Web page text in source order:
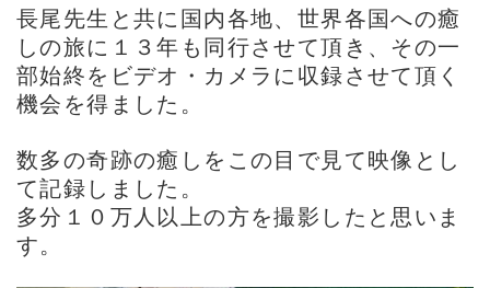
長尾先生と共に国内各地、世界各国への癒
しの旅に１３年も同行させて頂き、その一
部始終をビデオ・カメラに収録させて頂く
機会を得ました。
数多の奇跡の癒しをこの目で見て映像とし
て記録しました。
多分１０万人以上の方を撮影したと思いま
す。